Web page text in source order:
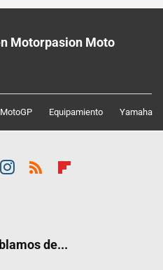
Motorpasion Moto
MotoGP Equipamiento Yamaha
de...